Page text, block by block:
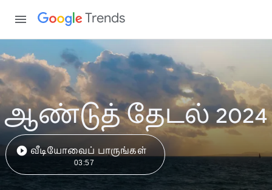
Trends
ஆண்டுத் தேடல் 2024
வீடியோவைப் பாருங்கள்
03:57